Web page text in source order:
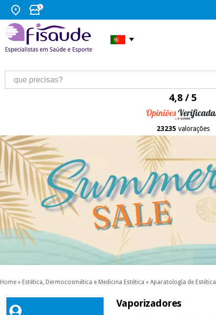
4,8 / 5
23235 valorações
Home » Estética, Dermocosmética e Medicina Estética » Aparatología de Estética
Vaporizadores